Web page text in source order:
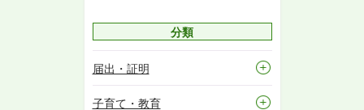
分類
届出・証明
子育て・教育